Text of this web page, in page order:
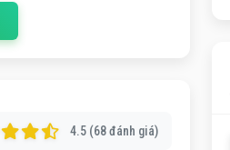
4.5 (68 đánh giá)